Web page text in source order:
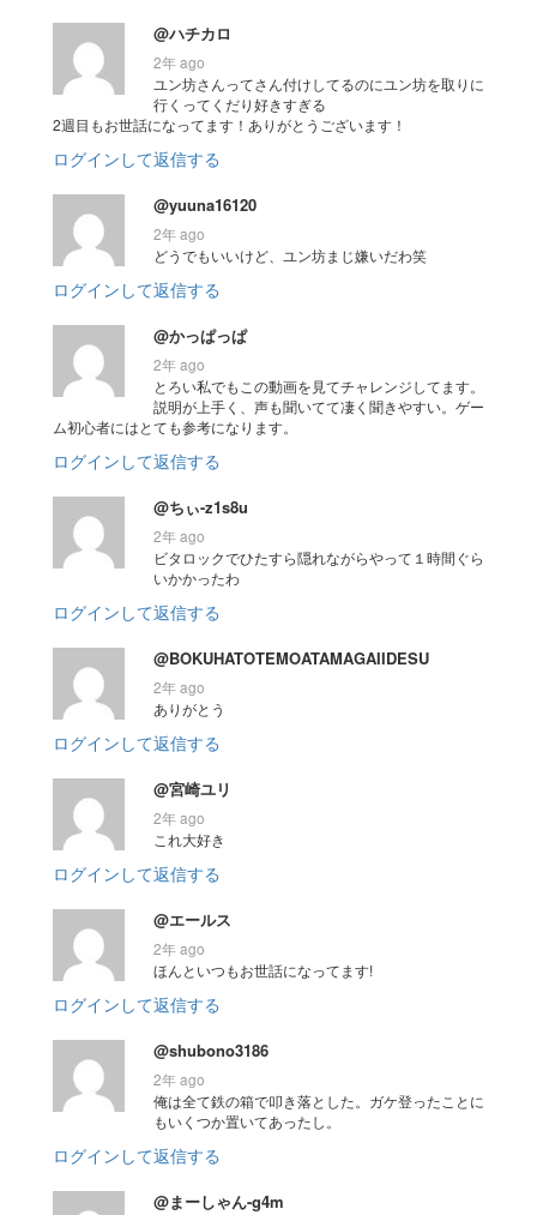
@ハチカロ
2年 ago
ユン坊さんってさん付けしてるのにユン坊を取りに
行くってくだり好きすぎる
2週目もお世話になってます！ありがとうございます！
ログインして返信する
@yuuna16120
2年 ago
どうでもいいけど、ユン坊まじ嫌いだわ笑
ログインして返信する
@かっぱっぱ
2年 ago
とろい私でもこの動画を見てチャレンジしてます。
説明が上手く、声も聞いてて凄く聞きやすい。ゲー
ム初心者にはとても参考になります。
ログインして返信する
@ちぃ-z1s8u
2年 ago
ビタロックでひたすら隠れながらやって１時間ぐら
いかかったわ
ログインして返信する
@BOKUHATOTEMOATAMAGAIIDESU
2年 ago
ありがとう
ログインして返信する
@宮崎ユリ
2年 ago
これ大好き
ログインして返信する
@エールス
2年 ago
ほんといつもお世話になってます!
ログインして返信する
@shubono3186
2年 ago
俺は全て鉄の箱で叩き落とした。ガケ登ったことに
もいくつか置いてあったし。
ログインして返信する
@まーしゃん-g4m